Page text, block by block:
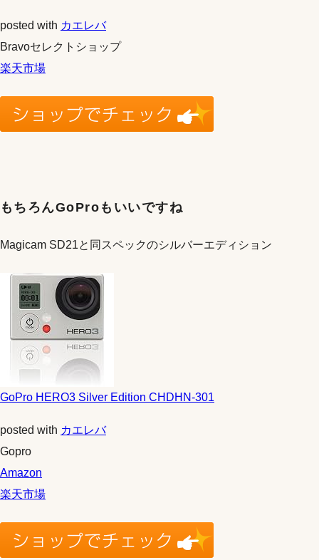
posted with カエレバ
Bravoセレクトショップ
楽天市場
もちろんGoProもいいですね
Magicam SD21と同スペックのシルバーエディション
GoPro HERO3 Silver Edition CHDHN-301
posted with カエレバ
Gopro
Amazon
楽天市場